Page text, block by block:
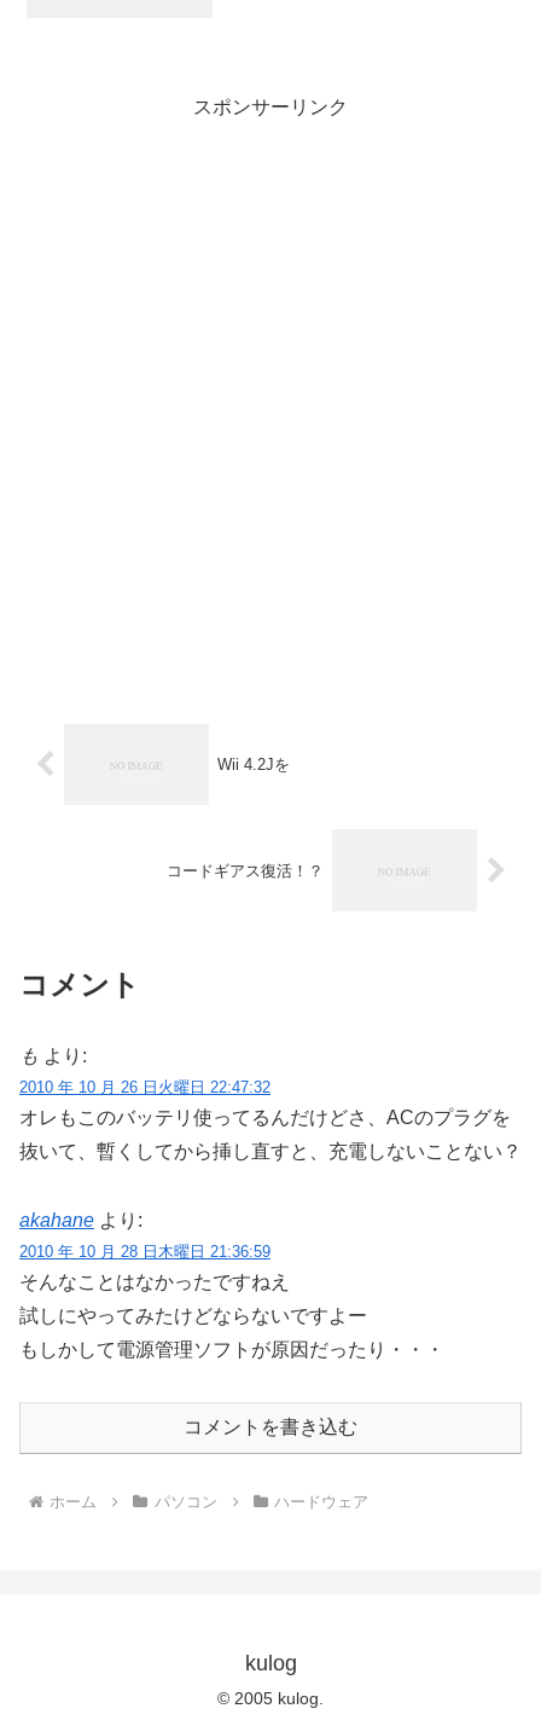
スポンサーリンク
Wii 4.2Jを
コードギアス復活！？
コメント
も より:
2010 年 10 月 26 日火曜日 22:47:32
オレもこのバッテリ使ってるんだけどさ、ACのプラグを
抜いて、暫くしてから挿し直すと、充電しないことない？
akahane より:
2010 年 10 月 28 日木曜日 21:36:59
そんなことはなかったですねえ
試しにやってみたけどならないですよー
もしかして電源管理ソフトが原因だったり・・・
コメントを書き込む
ホーム パソコン ハードウェア
kulog
© 2005 kulog.